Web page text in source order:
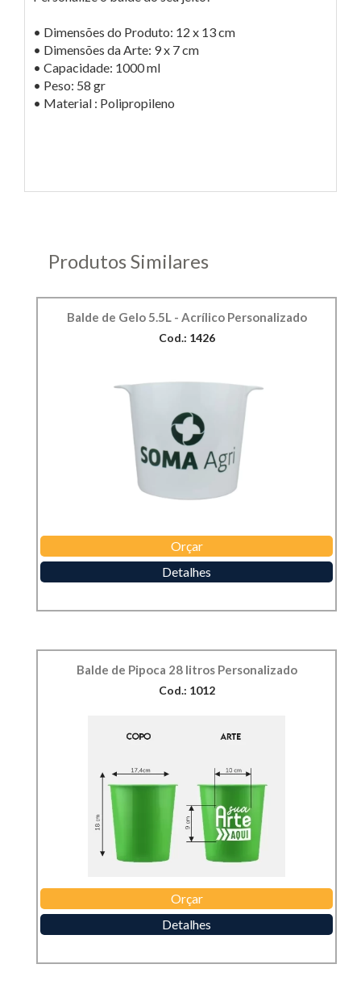
• Dimensões do Produto: 12 x 13 cm
• Dimensões da Arte: 9 x 7 cm
• Capacidade: 1000 ml
• Peso: 58 gr
• Material : Polipropileno
Produtos Similares
Balde de Gelo 5.5L - Acrílico Personalizado
Cod.: 1426
Orçar
Detalhes
Balde de Pipoca 28 litros Personalizado
Cod.: 1012
Orçar
Detalhes